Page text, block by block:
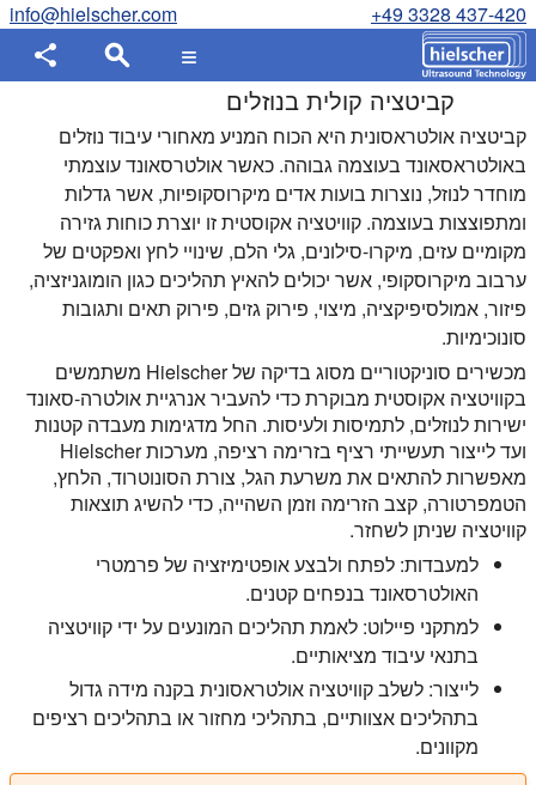
+49 3328 437-420
info@hielscher.com
קביטציה קולית בנוזלים
קביטציה אולטראסונית היא הכוח המניע מאחורי עיבוד נוזלים
באולטראסאונד בעוצמה גבוהה. כאשר אולטרסאונד עוצמתי
מוחדר לנוזל, נוצרות בועות אדים מיקרוסקופיות, אשר גדלות
ומתפוצצות בעוצמה. קוויטציה אקוסטית זו יוצרת כוחות גזירה
מקומיים עזים, מיקרו-סילונים, גלי הלם, שינויי לחץ ואפקטים של
ערבוב מיקרוסקופי, אשר יכולים להאיץ תהליכים כגון הומוגניזציה,
פיזור, אמולסיפיקציה, מיצוי, פירוק גזים, פירוק תאים ותגובות
סונוכימיות.
מכשירים סוניקטוריים מסוג בדיקה של Hielscher משתמשים
בקוויטציה אקוסטית מבוקרת כדי להעביר אנרגיית אולטרה-סאונד
ישירות לנוזלים, לתמיסות ולעיסות. החל מדגימות מעבדה קטנות
ועד לייצור תעשייתי רציף בזרימה רציפה, מערכות Hielscher
מאפשרות להתאים את משרעת הגל, צורת הסונוטרוד, הלחץ,
הטמפרטורה, קצב הזרימה וזמן השהייה, כדי להשיג תוצאות
קוויטציה שניתן לשחזר.
למעבדות: לפתח ולבצע אופטימיזציה של פרמטרי
האולטרסאונד בנפחים קטנים.
למתקני פיילוט: לאמת תהליכים המונעים על ידי קוויטציה
בתנאי עיבוד מציאותיים.
לייצור: לשלב קוויטציה אולטראסונית בקנה מידה גדול
בתהליכים אצוותיים, בתהליכי מחזור או בתהליכים רציפים
מקוונים.